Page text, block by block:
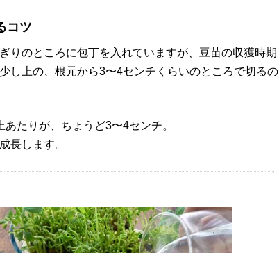
コツ
りのところに包丁を入れていますが、豆苗の収獲時期
し上の、根元から3〜4センチくらいのところで切るの
あたりが、ちょうど3〜4センチ。
長します。